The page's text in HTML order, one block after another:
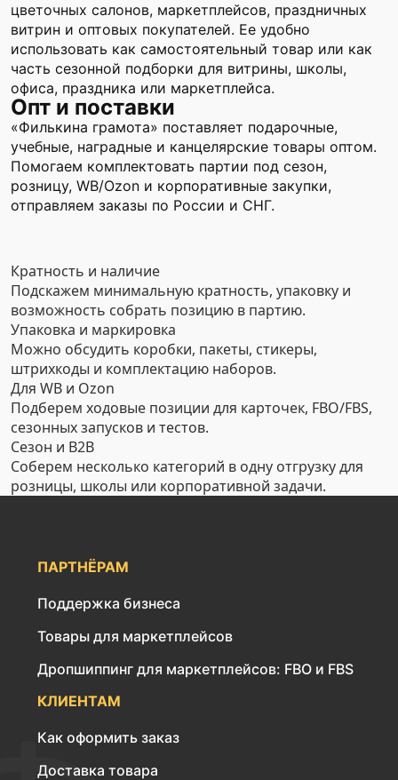
цветочных салонов, маркетплейсов, праздничных
витрин и оптовых покупателей. Ее удобно
использовать как самостоятельный товар или как
часть сезонной подборки для витрины, школы,
офиса, праздника или маркетплейса.
Опт и поставки
«Филькина грамота» поставляет подарочные,
учебные, наградные и канцелярские товары оптом.
Помогаем комплектовать партии под сезон,
розницу, WB/Ozon и корпоративные закупки,
отправляем заказы по России и СНГ.
Кратность и наличие
Подскажем минимальную кратность, упаковку и
возможность собрать позицию в партию.
Упаковка и маркировка
Можно обсудить коробки, пакеты, стикеры,
штрихкоды и комплектацию наборов.
Для WB и Ozon
Подберем ходовые позиции для карточек, FBO/FBS,
сезонных запусков и тестов.
Сезон и B2B
Соберем несколько категорий в одну отгрузку для
розницы, школы или корпоративной задачи.
ПАРТНЁРАМ
Поддержка бизнеса
Товары для маркетплейсов
Дропшиппинг для маркетплейсов: FBO и FBS
КЛИЕНТАМ
Как оформить заказ
Доставка товара